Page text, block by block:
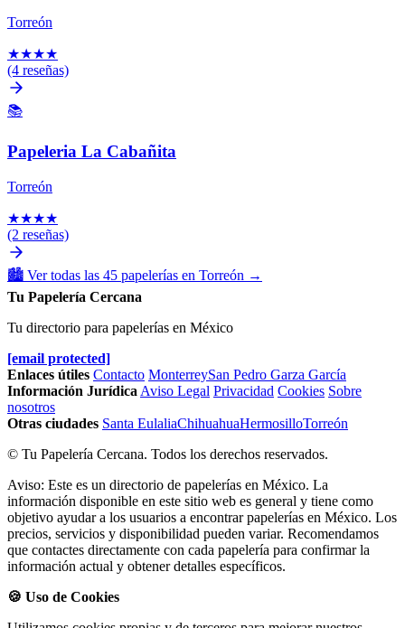
Torreón
★★★★
(4 reseñas)
📚
Papeleria La Cabañita
Torreón
★★★★
(2 reseñas)
🏙️ Ver todas las 45 papelerías en Torreón →
Tu Papelería Cercana
Tu directorio para papelerías en México
[email protected]
Enlaces útiles Contacto MonterreySan Pedro Garza García
Información Jurídica Aviso Legal Privacidad Cookies Sobre
nosotros
Otras ciudades Santa EulaliaChihuahuaHermosilloTorreón
© Tu Papelería Cercana. Todos los derechos reservados.
Aviso: Este es un directorio de papelerías en México. La
información disponible en este sitio web es general y tiene como
objetivo ayudar a los usuarios a encontrar papelerías en México. Los
precios, servicios y disponibilidad pueden variar. Recomendamos
que contactes directamente con cada papelería para confirmar la
información actual y obtener detalles específicos.
🍪 Uso de Cookies